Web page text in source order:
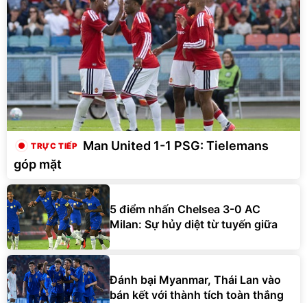
Man United 1-1 PSG: Tielemans
góp mặt
5 điểm nhấn Chelsea 3-0 AC
Milan: Sự hủy diệt từ tuyến giữa
Đánh bại Myanmar, Thái Lan vào
bán kết với thành tích toàn thắng